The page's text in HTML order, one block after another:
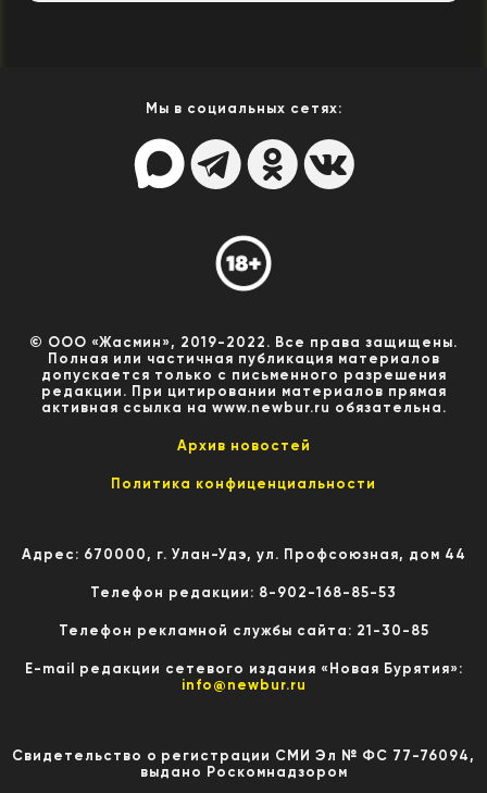
Мы в социальных сетях:
© ООО «Жасмин», 2019-2022. Все права защищены.
Полная или частичная публикация материалов
допускается только с письменного разрешения
редакции. При цитировании материалов прямая
активная ссылка на www.newbur.ru обязательна.
Архив новостей
Политика конфиценциальности
Адрес: 670000, г. Улан-Удэ, ул. Профсоюзная, дом 44
Телефон редакции: 8-902-168-85-53
Телефон рекламной службы сайта: 21-30-85
E-mail редакции сетевого издания «Новая Бурятия»:
info@newbur.ru
Свидетельство о регистрации СМИ Эл № ФС 77-76094,
выдано Роскомнадзором